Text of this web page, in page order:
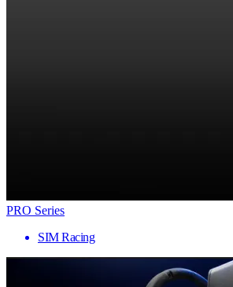
PRO Series
SIM Racing